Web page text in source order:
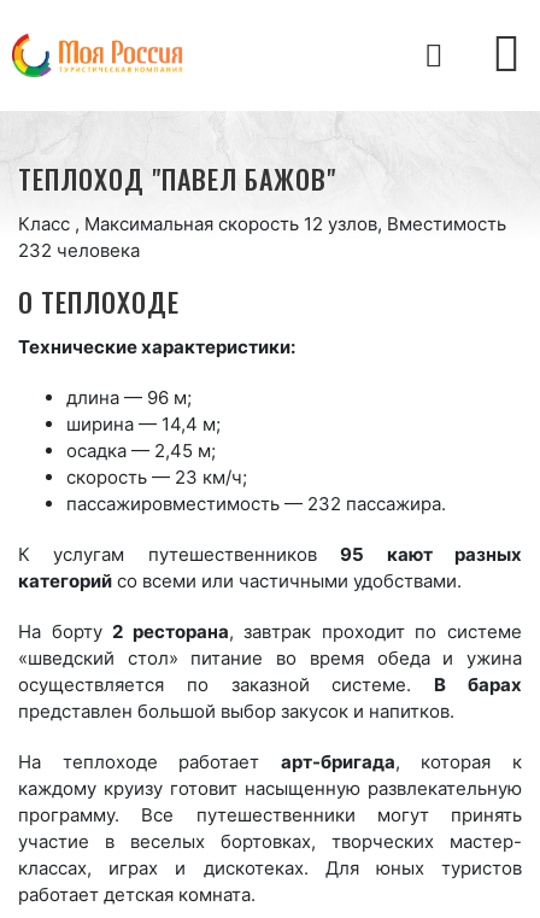
ТЕПЛОХОД "ПАВЕЛ БАЖОВ"
Класс , Максимальная скорость 12 узлов, Вместимость
232 человека
О ТЕПЛОХОДЕ
Технические характеристики:
длина — 96 м;
ширина — 14,4 м;
осадка — 2,45 м;
скорость — 23 км/ч;
пассажировместимость — 232 пассажира.
К услугам путешественников95 кают разных
категорий со всеми или частичными удобствами.
На борту2 ресторана, завтрак проходит по системе
«шведский стол» питание во время обеда и ужина
осуществляется по заказной системе. В барах
представлен большой выбор закусок и напитков.
На теплоходе работает арт-бригада, которая к
каждому круизу готовит насыщенную развлекательную
программу. Все путешественники могут принять
участие в веселых бортовках, творческих мастер-
классах, играх и дискотеках. Для юных туристов
работает детская комната.